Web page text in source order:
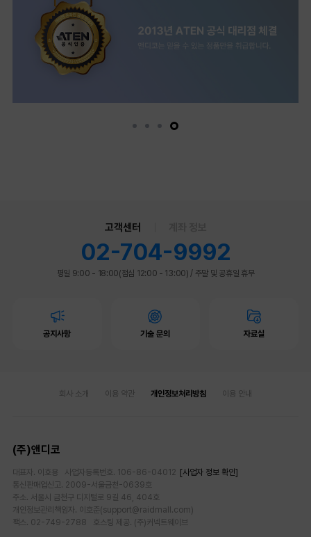
고객센터
02-704-9992
평일 9:00 - 18:00(점심 12:00 - 13:00) / 주말 및 공휴일 휴무
공지사항 기술 문의 자료실
회사 소개 이용 약관 개인정보처리방침 이용 안내
(주)앤디코
대표자. 이호용 사업자등록번호. 106-86-04012 [사업자 정보 확인]
통신판매업신고. 2009-서울금천-0639호
주소. 서울시 금천구 디지털로 9길 46, 404호
개인정보관리책임자. 이호준(support@raidmall.com)
팩스. 02-749-2788 호스팅 제공. (주)커넥트웨이브